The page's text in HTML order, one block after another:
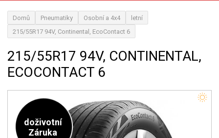
Domů Pneumatiky Osobní a 4x4
letní
215/55R17 94V, Continental, EcoContact 6
215/55R17 94V, CONTINENTAL,
ECOCONTACT 6
doživotní
Záruka